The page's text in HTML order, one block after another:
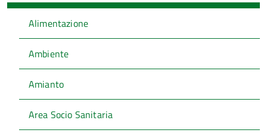
Alimentazione
Ambiente
Amianto
Area Socio Sanitaria